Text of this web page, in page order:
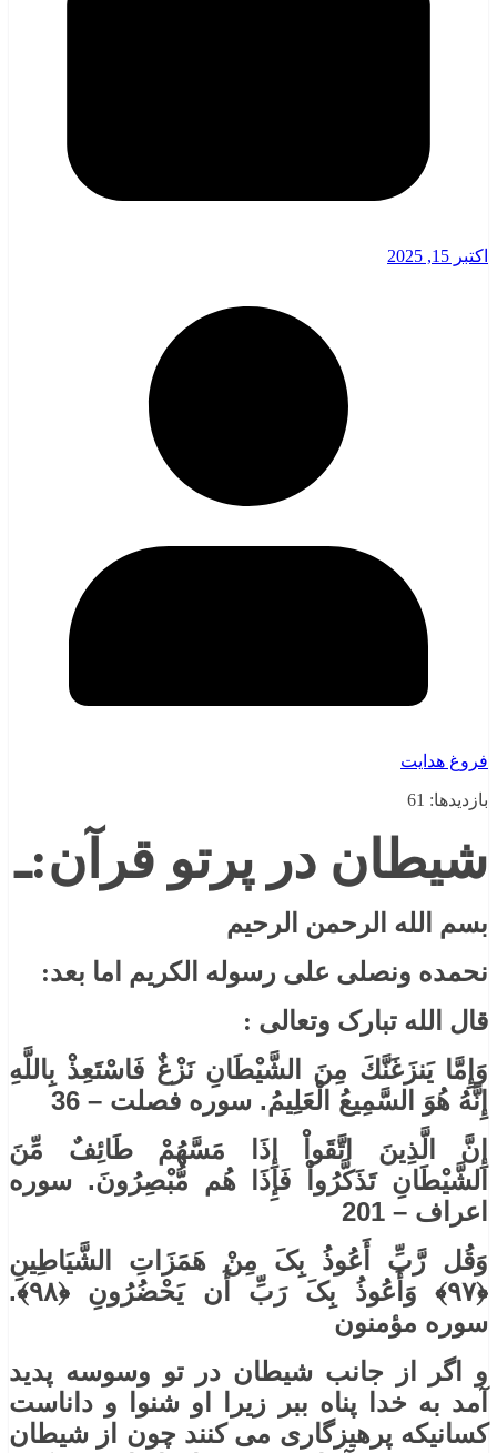
اکتبر 15, 2025
فروغ هدایت
بازدیدها: 61
شیطان در پرتو قرآن:ـ
بسم الله الرحمن الرحیم
نحمده ونصلی علی رسوله الکریم اما بعد:
قال الله تبارک وتعالی :
وَإِمَّا يَنزَغَنَّكَ مِنَ الشَّيْطَانِ نَزْغٌ فَاسْتَعِذْ بِاللَّهِ
إِنَّهُ هُوَ السَّمِيعُ الْعَلِيمُ. سوره فصلت – 36
إِنَّ الَّذِينَ اتَّقَواْ إِذَا مَسَّهُمْ طَائِفٌ مِّنَ
الشَّيْطَانِ تَذَكَّرُواْ فَإِذَا هُم مُّبْصِرُونَ. سوره
اعراف – 201
وَقُل رَّبِّ أَعُوذُ بِکَ مِنْ هَمَزَاتِ الشَّیَاطِینِ
﴿۹۷﴾ وَأَعُوذُ بِکَ رَبِّ أَن یَحْضُرُونِ ﴿۹۸﴾.
سوره مؤمنون
و اگر از جانب شیطان در تو وسوسه پدید
آمد به خدا پناه ببر زیرا او شنوا و داناست
کسانیکه پرهیزگاری می کنند چون از شیطان